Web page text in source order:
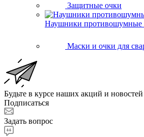
Защитные очки
Наушники противошумные
Маски и очки для
Будьте в курсе наших акций и новостей
Подписаться
Задать вопрос